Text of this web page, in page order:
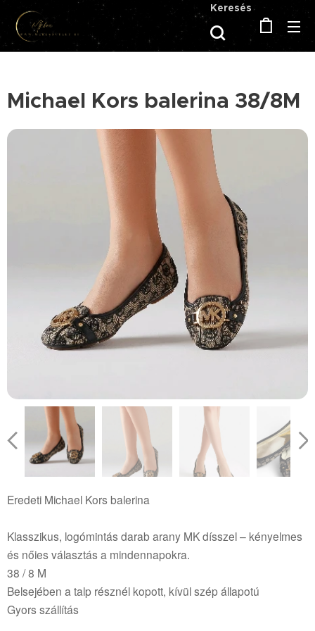
Keresés
Michael Kors balerina 38/8M
Eredeti Michael Kors balerina
Klasszikus, logómintás darab arany MK dísszel – kényelmes
és nőies választás a mindennapokra.
38 / 8 M
Belsejében a talp résznél kopott, kívül szép állapotú
Gyors szállítás